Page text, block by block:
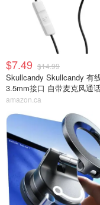
$7.49 $14.99
Skullcandy Skullcandy 有
3.5mm接口 自带麦克风通
amazon.ca